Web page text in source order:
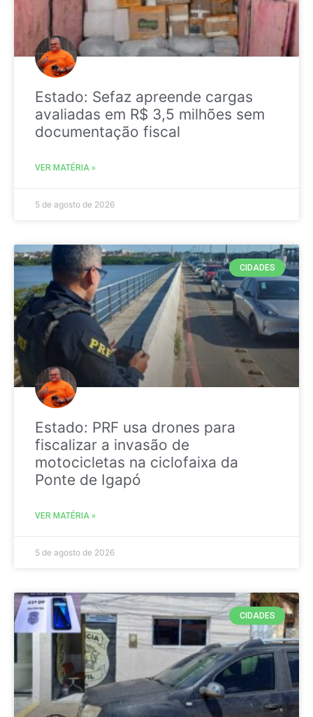
Estado: Sefaz apreende cargas
avaliadas em R$ 3,5 milhões sem
documentação fiscal
VER MATÉRIA »
5 de agosto de 2026
CIDADES
Estado: PRF usa drones para
fiscalizar a invasão de
motocicletas na ciclofaixa da
Ponte de Igapó
VER MATÉRIA »
5 de agosto de 2026
CIDADES